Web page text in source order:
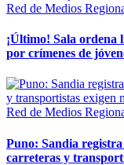
Red de Medios
¡Último! Sala ordena
por crímenes de
Red de Medios
Puno: Sandia
carreteras y